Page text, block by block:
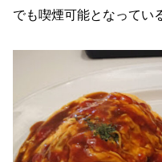
でも喫煙可能となってい